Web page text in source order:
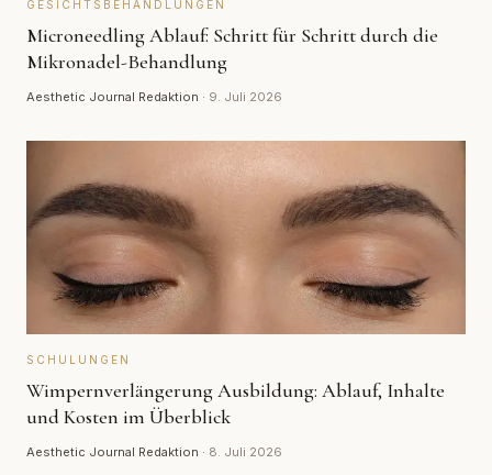
GESICHTSBEHANDLUNGEN
Microneedling Ablauf: Schritt für Schritt durch die
Mikronadel-Behandlung
Aesthetic Journal Redaktion · 9. Juli 2026
SCHULUNGEN
Wimpernverlängerung Ausbildung: Ablauf, Inhalte
und Kosten im Überblick
Aesthetic Journal Redaktion · 8. Juli 2026